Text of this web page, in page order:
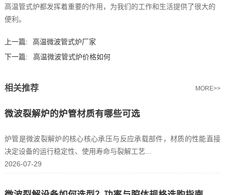
高温管式炉都发挥着重要的作用，为我们的工作和生活提供了很大的
便利。
上一篇:
高温微波管式炉厂家
下一篇:
高温微波管式炉价格如何
相关推荐 MORE>>
微波裂解炉的炉管材质有哪些可选
炉管是微波裂解炉的核心核心承压与反应承载部件，材质的性能直接
决定设备的运行稳定性、使用寿命与裂解工艺...
2026-07-29